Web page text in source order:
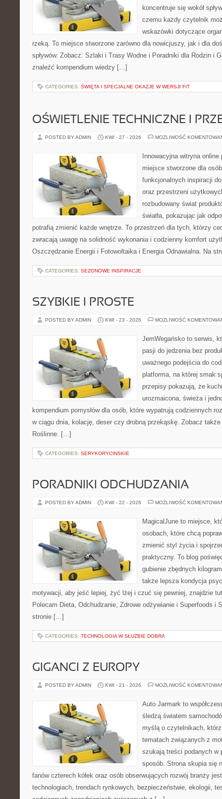
koncentruje się wokół
czemu każdy czytelnik
wskazówki dotyczące
rzeką. To miejsce stworzone zarówno dla nowicjuszy, jak i dla
spływów. Zobacz: Szlaki i Trasy Wodne i Poradniki dla Rodzin i
znaleźć kompendium wiedzy […]
CATEGORIES: ŚWIĘTA I SPECJALNE OKAZJE W WERSJI FIT
OŚWIETLENIE TECHNICZNE I
POSTED BY ADMIN KWI - 27 - 2026 MOŻLIWOŚĆ
Innowacyjna witryna
miejsce stworzone dla
funkcjonalnych inspiracji
oraz przestrzeni
rozbudowany świat
światła, pokazując jak
potrafią zmienić każde wnętrze. To przestrzeń dla tych, którzy
zwracają uwagę na solidność wykonania i codzienny komfort
Oszczędzanie Energii i Fotowoltaika i Energia Odnawialna. Na
CATEGORIES: SEZONOWE INSPIRACJE
SZYBKIE I PROSTE
POSTED BY ADMIN KWI - 23 - 2026 MOŻLIWOŚĆ
JemWegańsko to serwis,
pasji do jedzenia bez
uważnego podejścia do
platforma, na której smak
przepisy pokazują, że
urozmaicona, świeża i
kompendium pomysłów dla osób, które wypatrują codziennych
w ciągu dnia, kolację, deser czy drobną przekąskę. Zobacz
Roślinne. […]
CATEGORIES: SERYKORYCINSKIE
PORADNIKI ODCHUDZANIA
POSTED BY ADMIN KWI - 22 - 2026 MOŻLIWOŚĆ
MagicalJune to miejsce,
osobach, które chcą
zmienić styl życia i
praktyczny. To blog
gubienie zbędnych
także lepsza kondycja
motywacji, aby jeść lepiej, żyć lżej i czuć się pewniej, znajdzie
Polecam Dieta, Odchudzanie, Zdrowe odżywianie i Superfoods i
stronie […]
CATEGORIES: TECHNOLOGIA W SŁUŻBIE DOBRA
GIGANCI Z EUROPY
POSTED BY ADMIN KWI - 21 - 2026 MOŻLIWOŚĆ
Auto Jarmark to
śledzą światem
myślą o czytelnikach,
tematach związanych z
szukają treści podanych w
sposób. Strona skupia się
fanów czterech kółek oraz osób obserwujących rozwój branży
technologiach, trendach rynkowych, bezpieczeństwie, ekologii,